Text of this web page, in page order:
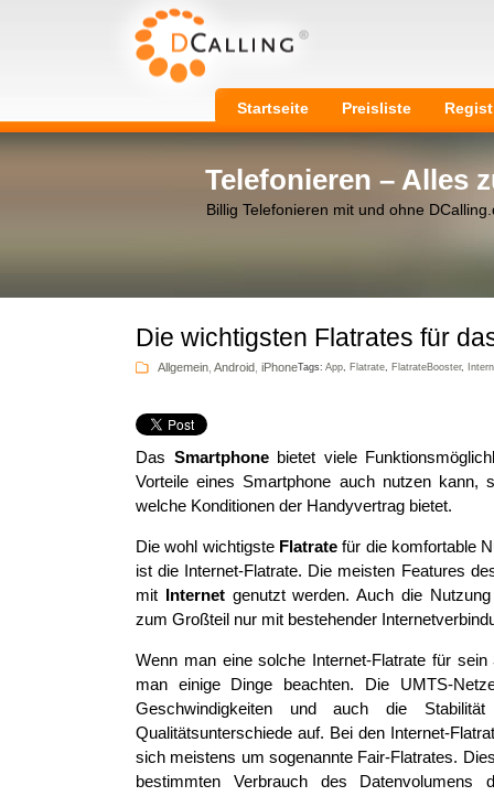
Startseite Preisliste
Telefonieren – Alles
Billig Telefonieren mit und ohne
Die wichtigsten Flatrates für
Tags: App, Flatrate, FlatrateBooster,
Allgemein Android iPhone
Das Smartphonebietet viele
Vorteile eines Smartphone auch nutzen kann,
welche Konditionen der Handyvertrag bietet.
Die wohl wichtigsteFlatrate für die komfortable
ist die Internet-Flatrate. Die meisten Features
mit
Internetgenutzt werden. Auch die
zum Großteil nur mit bestehender
Wenn man eine solche Internet-Flatrate für sein
man einige Dinge beachten. Die UMTS-
Geschwindigkeiten und auch die
Qualitätsunterschiede auf. Bei den Internet-
sich meistens um sogenannte Fair-Flatrates.
bestimmten Verbrauch des Datenvolumens